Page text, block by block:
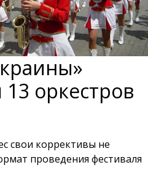
оркестров
свои коррективы не
проведения фестиваля